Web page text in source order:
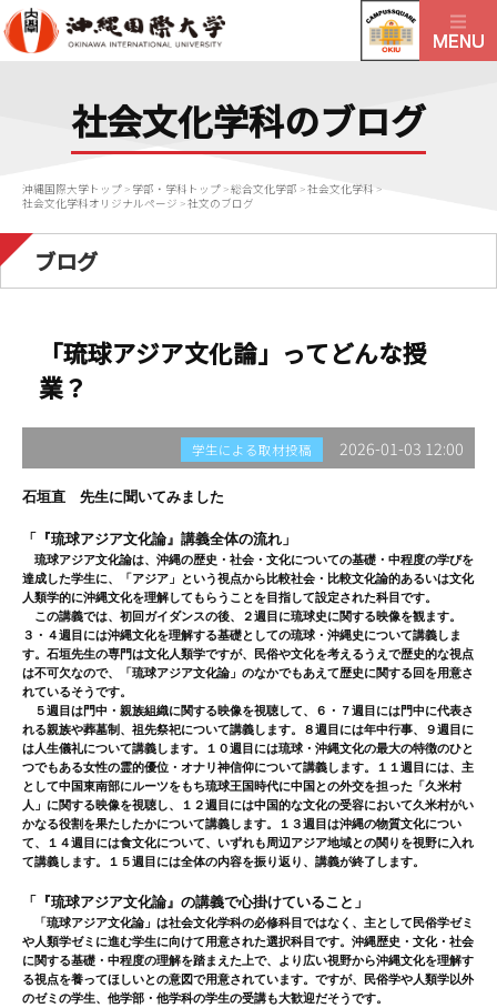
社会文化学科のブログ
沖縄国際大学トップ > 学部・学科トップ >総合文化学部 >社会文化学科 >
社会文化学科オリジナルページ >社文のブログ
ブログ
「琉球アジア文化論」ってどんな授
業？
学生による取材投稿 2026-01-03 12:00
石垣直 先生に聞いてみました
「『琉球アジア文化論』講義全体の流れ」
琉球アジア文化論は、沖縄の歴史・社会・文化についての基礎・中程度の学びを
達成した学生に、「アジア」という視点から比較社会・比較文化論的あるいは文化
人類学的に沖縄文化を理解してもらうことを目指して設定された科目です。
この講義では、初回ガイダンスの後、２週目に琉球史に関する映像を観ます。
３・４週目には沖縄文化を理解する基礎としての琉球・沖縄史について講義しま
す。石垣先生の専門は文化人類学ですが、民俗や文化を考えるうえで歴史的な視点
は不可欠なので、「琉球アジア文化論」のなかでもあえて歴史に関する回を用意さ
れているそうです。
５週目は門中・親族組織に関する映像を視聴して、６・７週目には門中に代表さ
れる親族や葬墓制、祖先祭祀について講義します。８週目には年中行事、９週目に
は人生儀礼について講義します。１０週目には琉球・沖縄文化の最大の特徴のひと
つでもある女性の霊的優位・オナリ神信仰について講義します。１１週目には、主
として中国東南部にルーツをもち琉球王国時代に中国との外交を担った「久米村
人」に関する映像を視聴し、１２週目には中国的な文化の受容において久米村がい
かなる役割を果たしたかについて講義します。１３週目は沖縄の物質文化につい
て、１４週目には食文化について、いずれも周辺アジア地域との関りを視野に入れ
て講義します。１５週目には全体の内容を振り返り、講義が終了します。
「『琉球アジア文化論』の講義で心掛けていること」
「琉球アジア文化論」は社会文化学科の必修科目ではなく、主として民俗学ゼミ
や人類学ゼミに進む学生に向けて用意された選択科目です。沖縄歴史・文化・社会
に関する基礎・中程度の理解を踏まえた上で、より広い視野から沖縄文化を理解す
る視点を養ってほしいとの意図で用意されています。ですが、民俗学や人類学以外
のゼミの学生、他学部・他学科の学生の受講も大歓迎だそうです。